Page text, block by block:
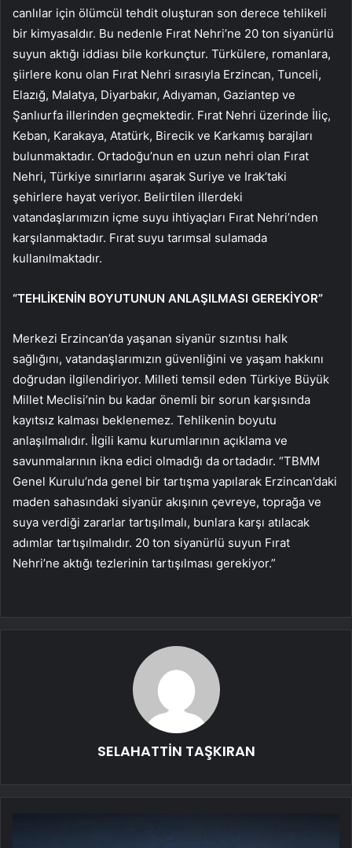
canlılar için ölümcül tehdit oluşturan son derece tehlikeli
bir kimyasaldır. Bu nedenle Fırat Nehri’ne 20 ton siyanürlü
suyun aktığı iddiası bile korkunçtur. Türkülere, romanlara,
şiirlere konu olan Fırat Nehri sırasıyla Erzincan, Tunceli,
Elazığ, Malatya, Diyarbakır, Adıyaman, Gaziantep ve
Şanlıurfa illerinden geçmektedir. Fırat Nehri üzerinde İliç,
Keban, Karakaya, Atatürk, Birecik ve Karkamış barajları
bulunmaktadır. Ortadoğu’nun en uzun nehri olan Fırat
Nehri, Türkiye sınırlarını aşarak Suriye ve Irak’taki
şehirlere hayat veriyor. Belirtilen illerdeki
vatandaşlarımızın içme suyu ihtiyaçları Fırat Nehri’nden
karşılanmaktadır. Fırat suyu tarımsal sulamada
kullanılmaktadır.
“TEHLİKENİN BOYUTUNUN ANLAŞILMASI GEREKİYOR”
Merkezi Erzincan’da yaşanan siyanür sızıntısı halk
sağlığını, vatandaşlarımızın güvenliğini ve yaşam hakkını
doğrudan ilgilendiriyor. Milleti temsil eden Türkiye Büyük
Millet Meclisi’nin bu kadar önemli bir sorun karşısında
kayıtsız kalması beklenemez. Tehlikenin boyutu
anlaşılmalıdır. İlgili kamu kurumlarının açıklama ve
savunmalarının ikna edici olmadığı da ortadadır. “TBMM
Genel Kurulu’nda genel bir tartışma yapılarak Erzincan’daki
maden sahasındaki siyanür akışının çevreye, toprağa ve
suya verdiği zararlar tartışılmalı, bunlara karşı atılacak
adımlar tartışılmalıdır. 20 ton siyanürlü suyun Fırat
Nehri’ne aktığı tezlerinin tartışılması gerekiyor.”
SELAHATTİN TAŞKIRAN